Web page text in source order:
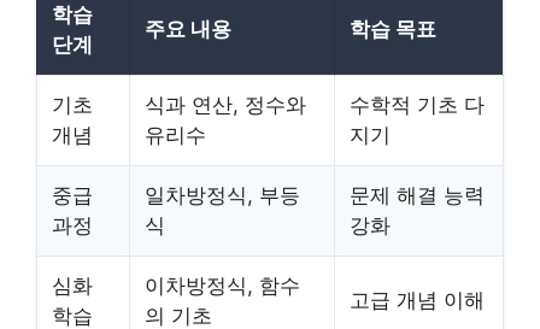
학습
단계
주요 내용 학습 목표
기초
개념
식과 연산, 정수와
유리수
수학적 기초 다
지기
중급
과정
일차방정식, 부등
식
문제 해결 능력
강화
심화
학습
이차방정식, 함수
의 기초
고급 개념 이해